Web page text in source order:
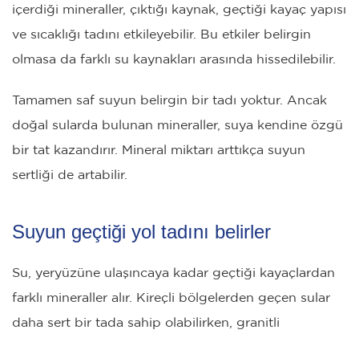
içerdiği mineraller, çıktığı kaynak, geçtiği kayaç yapısı
ve sıcaklığı tadını etkileyebilir. Bu etkiler belirgin
olmasa da farklı su kaynakları arasında hissedilebilir.
Tamamen saf suyun belirgin bir tadı yoktur. Ancak
doğal sularda bulunan mineraller, suya kendine özgü
bir tat kazandırır. Mineral miktarı arttıkça suyun
sertliği de artabilir.
Suyun geçtiği yol tadını belirler
Su, yeryüzüne ulaşıncaya kadar geçtiği kayaçlardan
farklı mineraller alır. Kireçli bölgelerden geçen sular
daha sert bir tada sahip olabilirken, granitli